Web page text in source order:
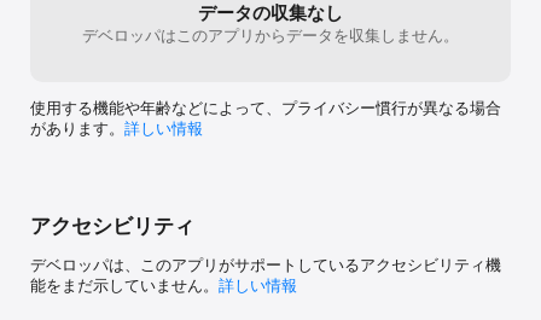
データの収集なし
デベロッパはこのアプリからデータを収集しません。
使用する機能や年齢などによって、プライバシー慣行が異なる場合
があります。 詳しい情報
アクセシビリティ
デベロッパは、このアプリがサポートしているアクセシビリティ機
能をまだ示していません。 詳しい情報